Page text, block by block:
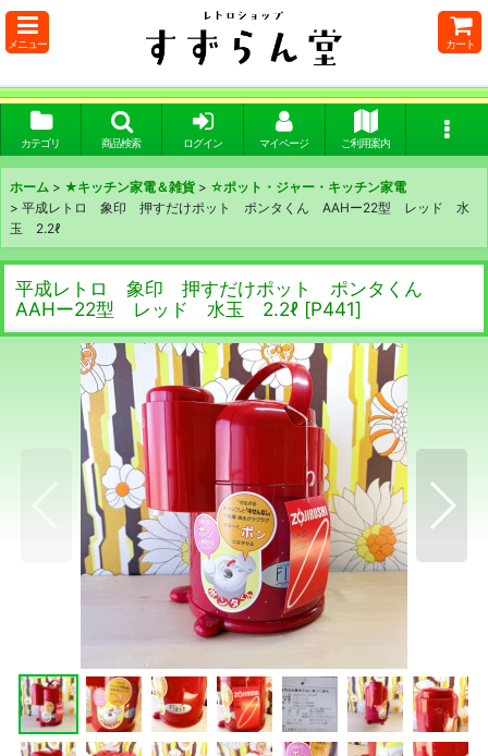
メニュー カート
カテゴリ 商品検索 ログイン マイページ ご利用案内
ホーム > ★キッチン家電＆雑貨 > ☆ポット・ジャー・キッチン家電
> 平成レトロ 象印 押すだけポット ポンタくん AAHー22型 レッド 水
玉 2.2ℓ
平成レトロ 象印 押すだけポット ポンタくん
AAHー22型 レッド 水玉 2.2ℓ [P441]